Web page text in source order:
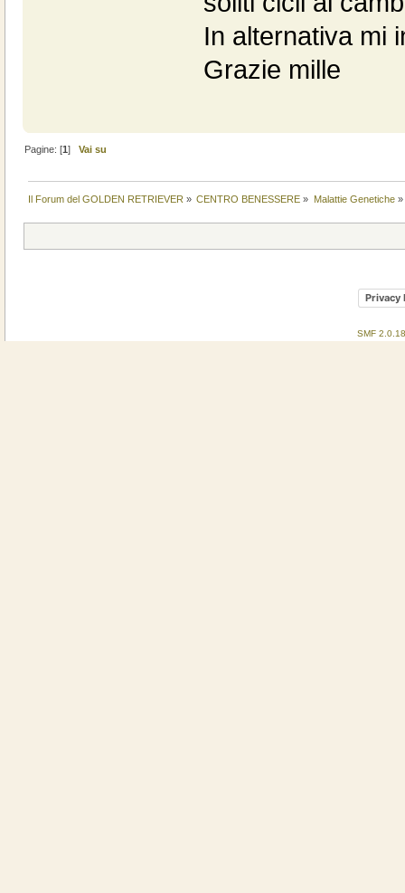
In alternativa mi
Grazie mille
Pagine: [1]Vai su
Il Forum del GOLDEN RETRIEVER » CENTRO BENESSERE » Malattie Genetiche»
Privacy
SMF 2.0.18